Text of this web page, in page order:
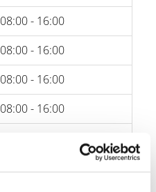
08:00 - 16:00
08:00 - 16:00
08:00 - 16:00
08:00 - 16:00